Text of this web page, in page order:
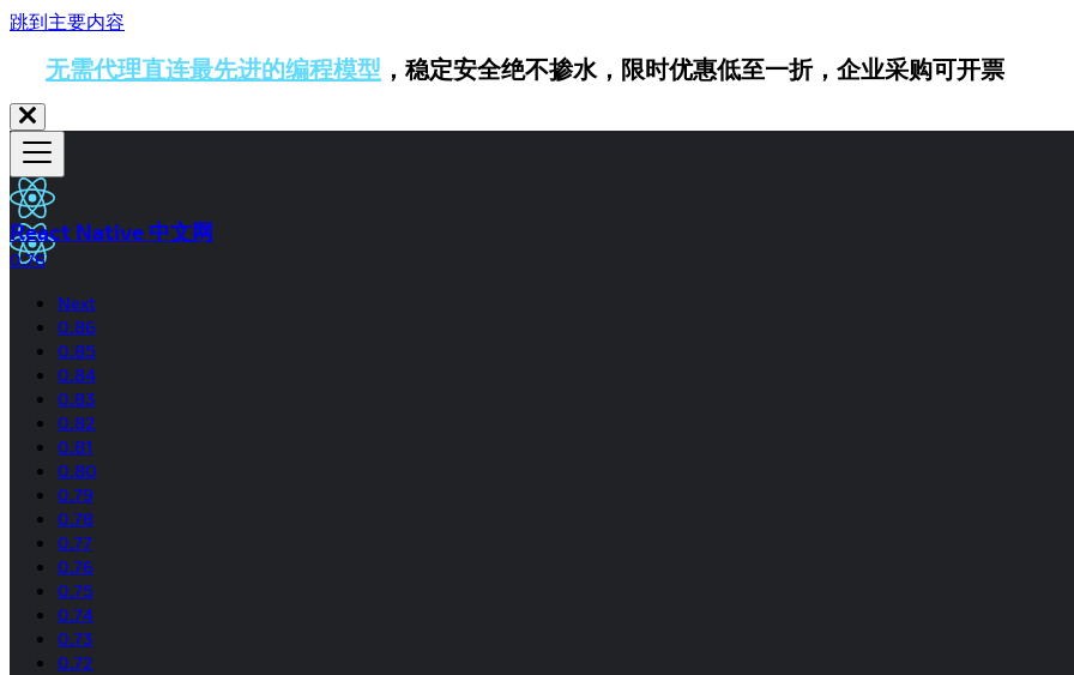
跳到主要内容
无需代理直连最先进的编程模型 ，稳定安全绝不掺水，限时优惠低至一折，企业采购可开票
React Native 中文网
0.76
Next
0.86
0.85
0.84
0.83
0.82
0.81
0.80
0.79
0.78
0.77
0.76
0.75
0.74
0.73
0.72